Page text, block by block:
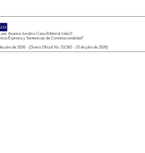
por Avance Jurídico Casa Editorial Ltda.©
Expresa y Sentencias de Constitucionalidad"
julio de 2026 - (Diario Oficial No. 53.562 - 23 de julio de 2026)